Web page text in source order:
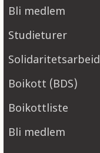
Bli medlem
Studieturer
Solidaritetsarbeid
Boikott (BDS)
Boikottliste
Bli medlem